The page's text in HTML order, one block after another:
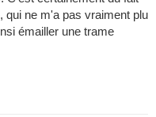
qui ne m'a pas vraiment plu
émailler une trame